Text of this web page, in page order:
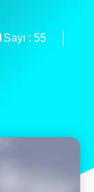
Sayı : 55